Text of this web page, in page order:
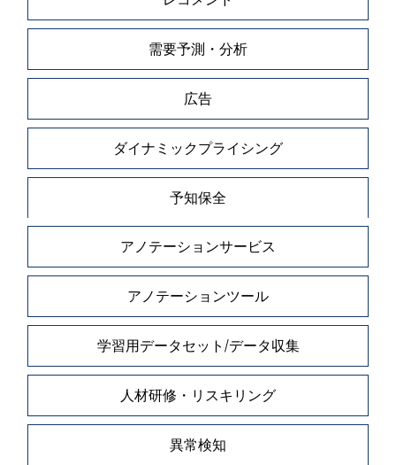
需要予測・分析
広告
ダイナミックプライシング
予知保全
アノテーションサービス
アノテーションツール
学習用データセット/データ収集
人材研修・リスキリング
異常検知